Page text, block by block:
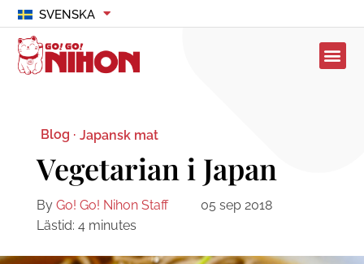
SVENSKA
Blog · Japansk mat
Vegetarian i Japan
By Go! Go! Nihon Staff
05 sep 2018
Lästid: 4 minutes